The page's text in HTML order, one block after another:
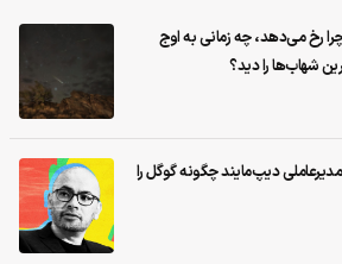
شهابی برساوشی ۱۴۰۵؛ چرا رخ می‌دهد، چه زمانی به اوج
شهاب‌ها را دید؟
دیپ‌مایند چگونه گوگل را